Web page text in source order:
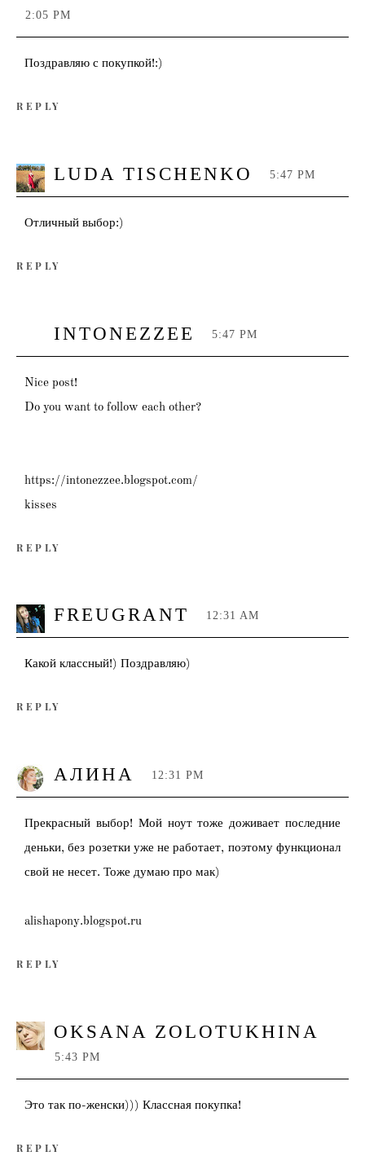
2:05 PM
Поздравляю с покупкой!:)
REPLY
LUDA TISCHENKO 5:47 PM
Отличный выбор:)
REPLY
INTONEZZEE 5:47 PM
Nice post!
Do you want to follow each other?
https://intonezzee.blogspot.com/
kisses
REPLY
FREUGRANT 12:31 AM
Какой классный!) Поздравляю)
REPLY
АЛИНА 12:31 PM
Прекрасный выбор! Мой ноут тоже доживает последние
деньки, без розетки уже не работает, поэтому функционал
свой не несет. Тоже думаю про мак)
alishapony.blogspot.ru
REPLY
OKSANA ZOLOTUKHINA
5:43 PM
Это так по-женски))) Классная покупка!
REPLY